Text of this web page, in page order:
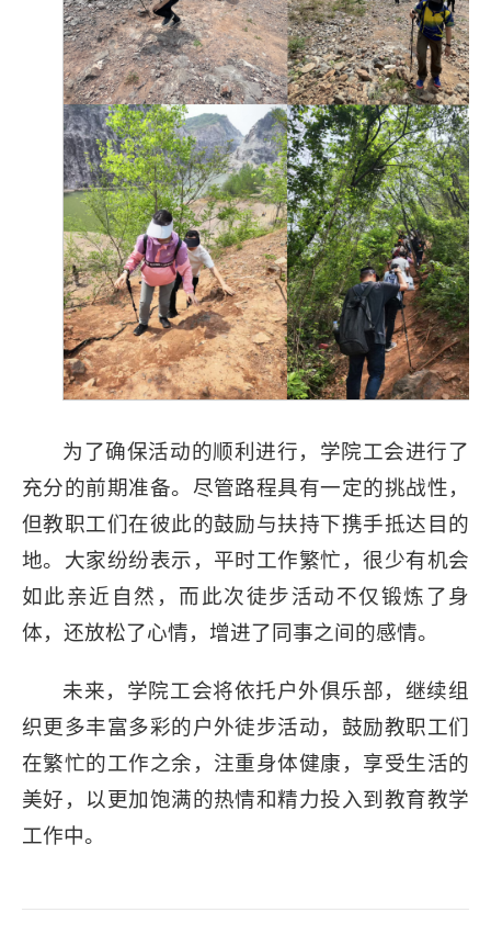
为了确保活动的顺利进行，学院工会进行了
充分的前期准备。尽管路程具有一定的挑战性，
但教职工们在彼此的鼓励与扶持下携手抵达目的
地。大家纷纷表示，平时工作繁忙，很少有机会
如此亲近自然，而此次徒步活动不仅锻炼了身
体，还放松了心情，增进了同事之间的感情。
未来，学院工会将依托户外俱乐部，继续组
织更多丰富多彩的户外徒步活动，鼓励教职工们
在繁忙的工作之余，注重身体健康，享受生活的
美好，以更加饱满的热情和精力投入到教育教学
工作中。